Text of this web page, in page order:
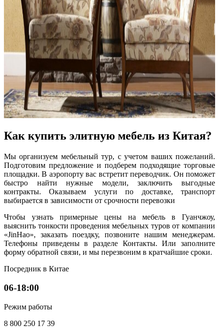
Как купить элитную мебель из Китая?
Мы организуем мебельный тур, с учетом ваших пожеланий.
Подготовим предложение и подберем подходящие торговые
площадки. В аэропорту вас встретит переводчик. Он поможет
быстро найти нужные модели, заключить выгодные
контракты. Оказываем услуги по доставке, транспорт
выбирается в зависимости от срочности перевозки
Чтобы узнать примерные цены на мебель в Гуанчжоу,
выяснить тонкости проведения мебельных туров от компании
«JinHao», заказать поездку, позвоните нашим менеджерам.
Телефоны приведены в разделе Контакты. Или заполните
форму обратной связи, и мы перезвоним в кратчайшие сроки.
Посредник в Китае
06-18:00
Режим работы
8 800 250 17 39